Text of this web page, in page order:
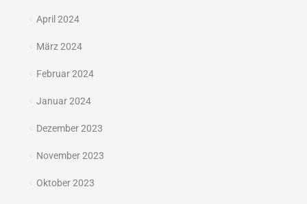
April 2024
März 2024
Februar 2024
Januar 2024
Dezember 2023
November 2023
Oktober 2023